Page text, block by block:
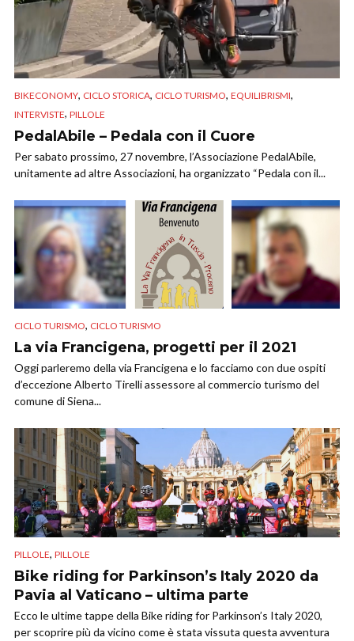
BIKECONOMY, CICLO STORICA, CICLO TURISMO, EQUILIBRISMI,
INTERVISTE, PILLOLE
PedalAbile – Pedala con il Cuore
Per sabato prossimo, 27 novembre, l’Associazione PedalAbile,
unitamente ad altre Associazioni, ha organizzato “Pedala con il...
CICLO TURISMO, CICLO TURISMO
La via Francigena, progetti per il 2021
Oggi parleremo della via Francigena e lo facciamo con due ospiti
d’eccezione Alberto Tirelli assessore al commercio turismo del
comune di Siena...
PILLOLE, PILLOLE
Bike riding for Parkinson’s Italy 2020 da
Pavia al Vaticano – ultima parte
Ecco le ultime tappe della Bike riding for Parkinson’s Italy 2020,
per scoprire più da vicino come è stata vissuta questa avventura